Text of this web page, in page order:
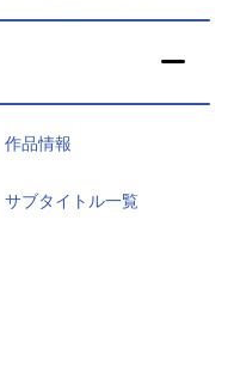
夏アニメ
作品情報
サブタイトル一覧